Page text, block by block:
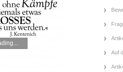
Auf